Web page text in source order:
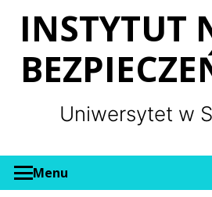
INSTYTUT
Uniwersytet w
Menu